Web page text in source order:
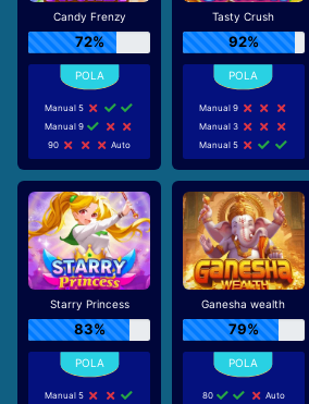
Candy Frenzy
72%
Manual 5
Manual 9
90
Auto
Tasty Crush
92%
Manual 9
Manual 3
Manual 5
Starry Princess
83%
Manual 5
Ganesha wealth
79%
80
Auto